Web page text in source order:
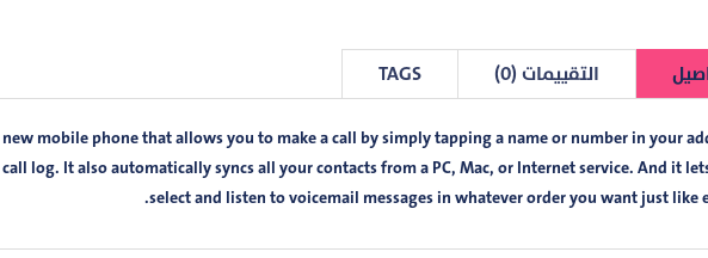
التقييمات (0) TAGS
mobile phone that allows you to make a call by simply tapping a name or number in your
log. It also automatically syncs all your contacts from a PC, Mac, or Internet service. And it
select and listen to voicemail messages in whatever order you want just like